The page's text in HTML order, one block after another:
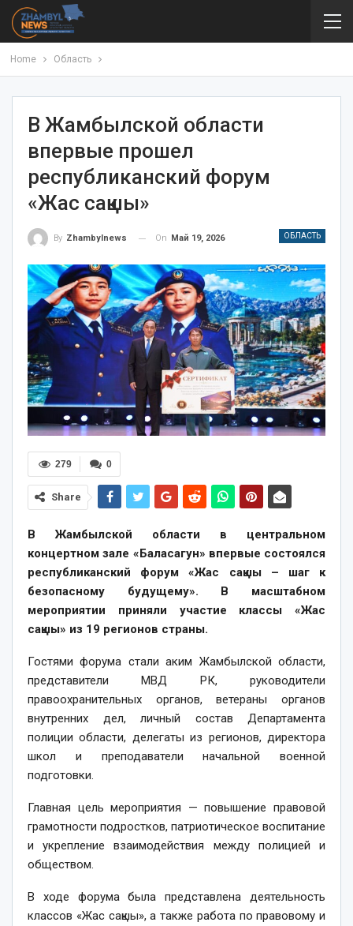
Home Область
В Жамбылской области
впервые прошел
республиканский форум
«Жас сақшы»
ОБЛАСТЬ
By Zhambylnews On Май 19, 2026
0
279
Share
В Жамбылской области в центральном
концертном зале «Баласагун» впервые состоялся
республиканский форум «Жас сақшы – шаг к
безопасному будущему». В масштабном
мероприятии приняли участие классы «Жас
сақшы» из 19 регионов страны.
Гостями форума стали аким Жамбылской области,
представители МВД РК, руководители
правоохранительных органов, ветераны органов
внутренних дел, личный состав Департамента
полиции области, делегаты из регионов, директора
школ и преподаватели начальной военной
подготовки.
Главная цель мероприятия — повышение правовой
грамотности подростков, патриотическое воспитание
и укрепление взаимодействия между полицией и
обществом.
В ходе форума была представлена деятельность
классов «Жас сақшы», а также работа по правовому и